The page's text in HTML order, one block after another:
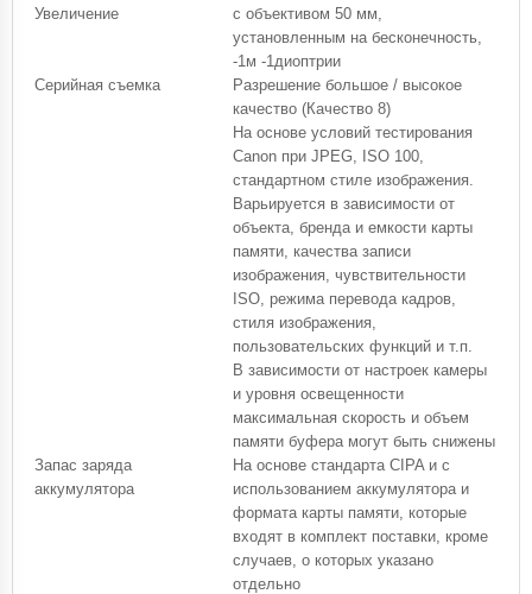
Увеличение
с объективом 50 мм,
установленным на бесконечность,
-1м -1диоптрии
Серийная съемка
Разрешение большое / высокое
качество (Качество 8)
На основе условий тестирования
Canon при JPEG, ISO 100,
стандартном стиле изображения.
Варьируется в зависимости от
объекта, бренда и емкости карты
памяти, качества записи
изображения, чувствительности
ISO, режима перевода кадров,
стиля изображения,
пользовательских функций и т.п.
В зависимости от настроек камеры
и уровня освещенности
максимальная скорость и объем
памяти буфера могут быть снижены
Запас заряда
аккумулятора
На основе стандарта CIPA и с
использованием аккумулятора и
формата карты памяти, которые
входят в комплект поставки, кроме
случаев, о которых указано
отдельно